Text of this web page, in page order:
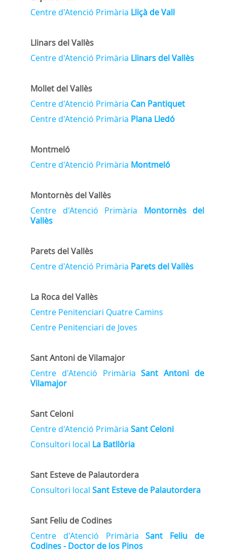
Centre d'Atenció Primària Lliçà de Vall
Llinars del Vallès
Centre d'Atenció Primària Llinars del Vallès
Mollet del Vallès
Centre d'Atenció Primària Can Pantiquet
Centre d'Atenció Primària Plana Lledó
Montmeló
Centre d'Atenció Primària Montmeló
Montornès del Vallès
Centre d'Atenció Primària Montornès del
Vallès
Parets del Vallès
Centre d'Atenció Primària Parets del Vallès
La Roca del Vallès
Centre Penitenciari Quatre Camins
Centre Penitenciari de Joves
Sant Antoni de Vilamajor
Centre d'Atenció PrimàriaSant Antoni de
Vilamajor
Sant Celoni
Centre d'Atenció Primària Sant Celoni
Consultori local La Batllòria
Sant Esteve de Palautordera
Consultori local Sant Esteve de Palautordera
Sant Feliu de Codines
Centre d'Atenció PrimàriaSant Feliu de
Codines - Doctor de los Pinos